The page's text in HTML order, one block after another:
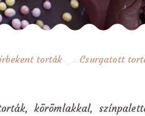
torták Csurgatott
körömlakkal,